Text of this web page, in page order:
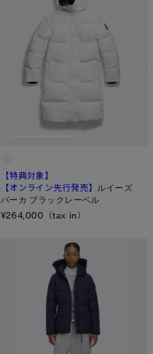
【特典対象】
【オンライン先行発売】 ルイーズ
パーカ ブラックレーベル
¥264,000（tax in）